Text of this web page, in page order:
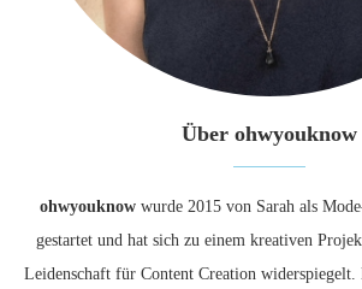
Über ohwyouknow
ohwyouknow wurde 2015 von Sarah als
gestartet und hat sich zu einem kreativen
Leidenschaft für Content Creation widerspiegelt.